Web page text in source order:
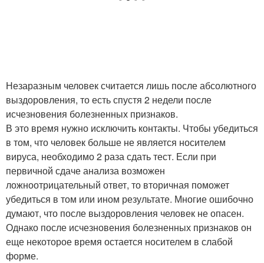
Незаразным человек считается лишь после абсолютного
выздоровления, то есть спустя 2 недели после
исчезновения болезненных признаков.
В это время нужно исключить контакты. Чтобы убедиться
в том, что человек больше не является носителем
вируса, необходимо 2 раза сдать тест. Если при
первичной сдаче анализа возможен
ложноотрицательный ответ, то вторичная поможет
убедиться в том или ином результате. Многие ошибочно
думают, что после выздоровления человек не опасен.
Однако после исчезновения болезненных признаков он
еще некоторое время остается носителем в слабой
форме.